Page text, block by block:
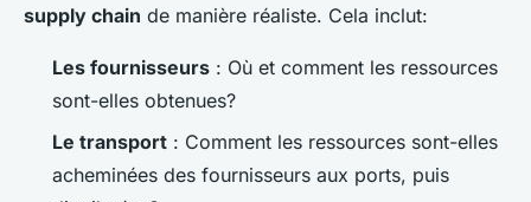
supply chain de manière réaliste. Cela inclut:
Les fournisseurs : Où et comment les ressources
sont-elles obtenues?
Le transport : Comment les ressources sont-elles
acheminées des fournisseurs aux ports, puis